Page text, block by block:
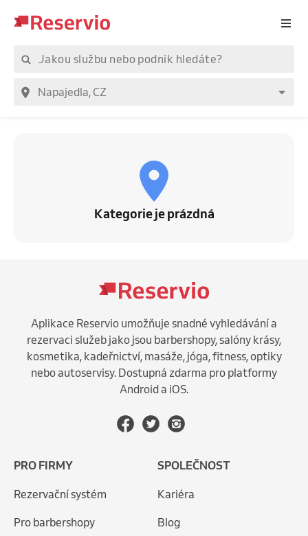
Kategorie je prázdná
Aplikace Reservio umožňuje snadné vyhledávání a
rezervaci služeb jako jsou barbershopy, salóny krásy,
kosmetika, kadeřnictví, masáže, jóga, fitness, optiky
nebo autoservisy. Dostupná zdarma pro platformy
Android a iOS.
PRO FIRMY
Rezervační systém
Pro barbershopy
SPOLEČNOST
Kariéra
Blog